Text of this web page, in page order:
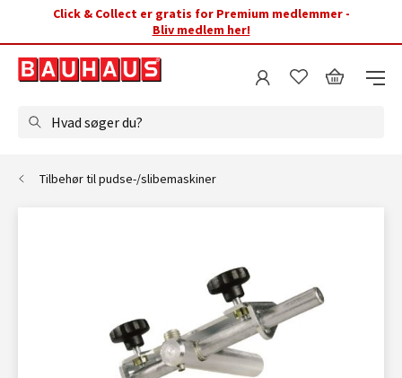
Click & Collect er gratis for Premium medlemmer -
Bliv medlem her!
Hvad søger du?
Tilbehør til pudse-/slibemaskiner